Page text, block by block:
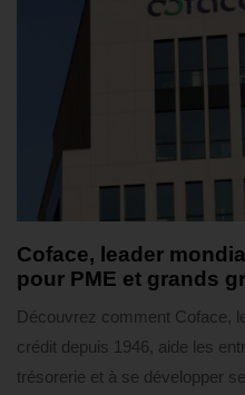
Coface, leader
pour PME et grands
Découvrez comment Coface,
crédit depuis 1946, aide les
trésorerie et à se développer